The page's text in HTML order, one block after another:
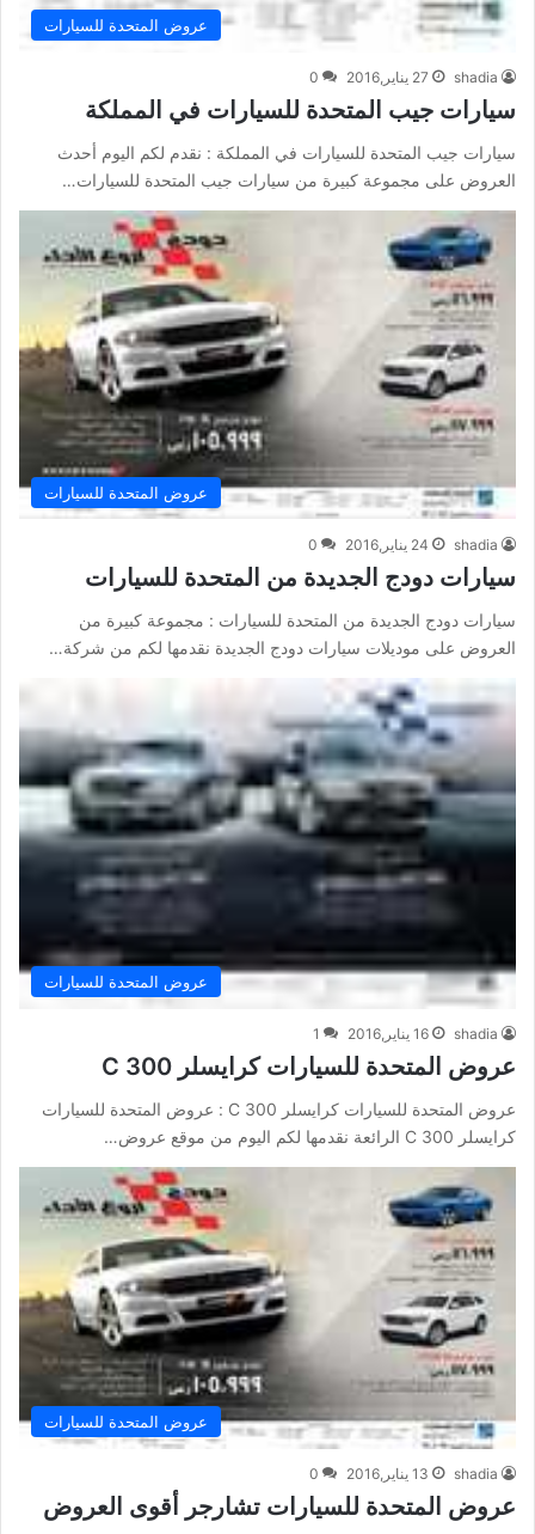
عروض المتحدة للسيارات
shadia 27 يناير,2016 0
سيارات جيب المتحدة للسيارات في المملكة
سيارات جيب المتحدة للسيارات في المملكة : نقدم لكم اليوم أحدث
العروض على مجموعة كبيرة من سيارات جيب المتحدة للسيارات…
عروض المتحدة للسيارات
shadia 24 يناير,2016 0
سيارات دودج الجديدة من المتحدة للسيارات
سيارات دودج الجديدة من المتحدة للسيارات : مجموعة كبيرة من
العروض على موديلات سيارات دودج الجديدة نقدمها لكم من شركة…
عروض المتحدة للسيارات
shadia 16 يناير,2016 1
عروض المتحدة للسيارات كرايسلر 300 C
عروض المتحدة للسيارات كرايسلر 300 C : عروض المتحدة للسيارات
كرايسلر 300 C الرائعة نقدمها لكم اليوم من موقع عروض…
عروض المتحدة للسيارات
shadia 13 يناير,2016 0
عروض المتحدة للسيارات تشارجر أقوى العروض